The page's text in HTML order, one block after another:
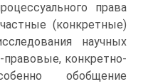
права
(конкретные)
научных
правовые, конкретно-
обобщение